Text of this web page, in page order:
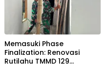
Memasuki Phase
Finalization: Renovasi
Rutilahu TMMD 129